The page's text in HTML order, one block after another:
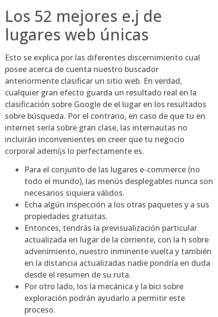
Los 52 mejores e.j de
lugares web únicas
Esto se explica por las diferentes discernimiento cual
posee acerca de cuenta nuestro buscador
anteriormente clasificar un sitio web. En verdad,
cualquier gran efecto guarda un resultado real en la
clasificación sobre Google de el lugar en los resultados
sobre búsqueda. Por el contrario, en caso de que tu en
internet serí­a sobre gran clase, las internautas no
incluirán inconvenientes en creer que tu negocio
corporal ademí¡s lo perfectamente es.
Para el conjunto de las lugares e-commerce (no
todo el mundo), las menús desplegables nunca son
necesarios siquiera válidos.
Echa algún inspección a los otras paquetes y a sus
propiedades gratuitas.
Entonces, tendrás la previsualización particular
actualizada en lugar de la corriente, con la h sobre
advenimiento, nuestro inminente vuelta y también
en la distancia actualizadas nadie pondrí­a en duda
desde el resumen de su ruta.
Por otro lado, los la mecánica y la bici sobre
exploración podrán ayudarlo a permitir este
proceso.